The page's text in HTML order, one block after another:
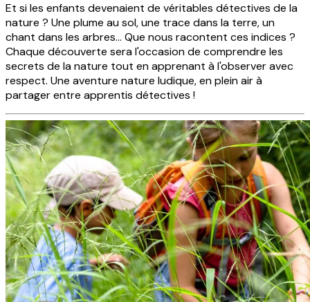
Et si les enfants devenaient de véritables détectives de la
nature ? Une plume au sol, une trace dans la terre, un
chant dans les arbres... Que nous racontent ces indices ?
Chaque découverte sera l'occasion de comprendre les
secrets de la nature tout en apprenant à l'observer avec
respect. Une aventure nature ludique, en plein air à
partager entre apprentis détectives !